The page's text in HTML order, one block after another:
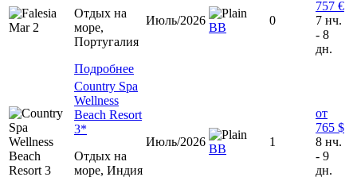
Отдых на
море,
Португалия
Подробнее
Июль/2026
ВВ
0
757 €
7 нч.
- 8
дн.
Country Spa
Wellness
Beach Resort
3*
Отдых на
море, Индия
Июль/2026
ВВ
1
от
765 $
8 нч.
- 9
дн.